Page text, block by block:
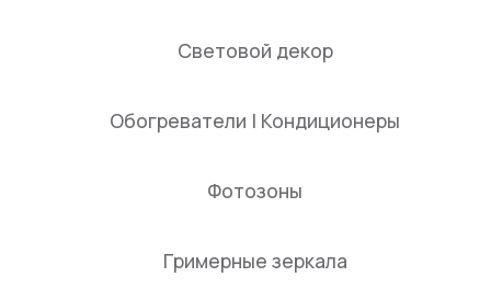
Световой декор
Обогреватели | Кондиционеры
Фотозоны
Гримерные зеркала